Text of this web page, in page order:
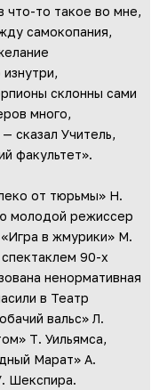
что-то такое во мне,
самокопания,
склонны сами
много,
сказал Учитель,
факультет».
от тюрьмы» Н.
молодой режиссер
в жмурики» М.
90-х
ненормативная
в Театр
вальс» Л.
Т. Уильямса,
Марат» А.
Шекспира.